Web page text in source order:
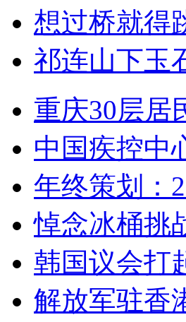
想过桥就得
祁连山下玉
重庆30层
中国疾控中
年终策划：
悼念冰桶挑
韩国议会打
解放军驻香